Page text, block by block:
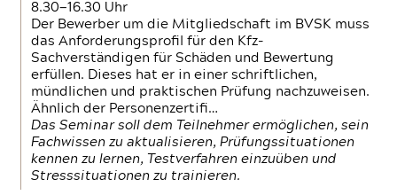
8.30—16.30 Uhr
Der Bewerber um die Mitgliedschaft im BVSK muss
das Anforderungsprofil für den Kfz-
Sachverständigen für Schäden und Bewertung
erfüllen. Dieses hat er in einer schriftlichen,
mündlichen und praktischen Prüfung nachzuweisen.
Ähnlich der Personenzertifi…
Das Seminar soll dem Teilnehmer ermöglichen, sein
Fachwissen zu aktualisieren, Prüfungssituationen
kennen zu lernen, Testverfahren einzuüben und
Stresssituationen zu trainieren.